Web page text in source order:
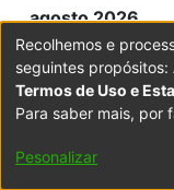
agosto 2026
Powered by
Configurações
Recolhemos e
seguintes propósitos:
Termos de Uso e
Para saber mais, por
Pesonalizar